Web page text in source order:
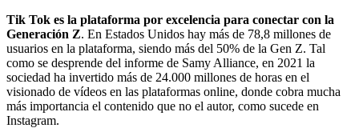
Tik Tok es la plataforma por excelencia para conectar con la
Generación Z. En Estados Unidos hay más de 78,8 millones de
usuarios en la plataforma, siendo más del 50% de la Gen Z. Tal
como se desprende del informe de Samy Alliance, en 2021 la
sociedad ha invertido más de 24.000 millones de horas en el
visionado de vídeos en las plataformas online, donde cobra mucha
más importancia el contenido que no el autor, como sucede en
Instagram.